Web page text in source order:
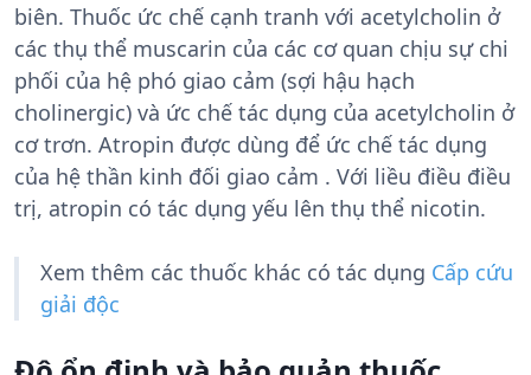
biên. Thuốc ức chế cạnh tranh với acetylcholin ở
các thụ thể muscarin của các cơ quan chịu sự chi
phối của hệ phó giao cảm (sợi hậu hạch
cholinergic) và ức chế tác dụng của acetylcholin ở
cơ trơn. Atropin được dùng để ức chế tác dụng
của hệ thần kinh đối giao cảm . Với liều điều điều
trị, atropin có tác dụng yếu lên thụ thể nicotin.
Xem thêm các thuốc khác có tác dụng Cấp cứu
giải độc